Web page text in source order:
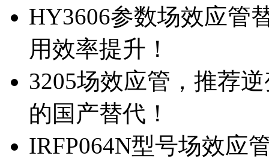
HY3606参数场效应管
用效率提升！
3205场效应管，推荐
的国产替代！
IRFP064N型号场效应